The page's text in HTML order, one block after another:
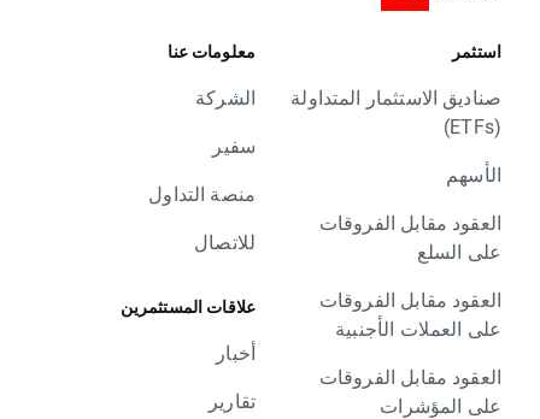
استثمر
صناديق الاستثمار المتداولة
(ETFs)
الأسهم
العقود مقابل الفروقات
على السلع
العقود مقابل الفروقات
على العملات الأجنبية
العقود مقابل الفروقات
على المؤشرات
معلومات عنا
الشركة
سفير
منصة التداول
للاتصال
علاقات المستثمرين
أخبار
تقارير